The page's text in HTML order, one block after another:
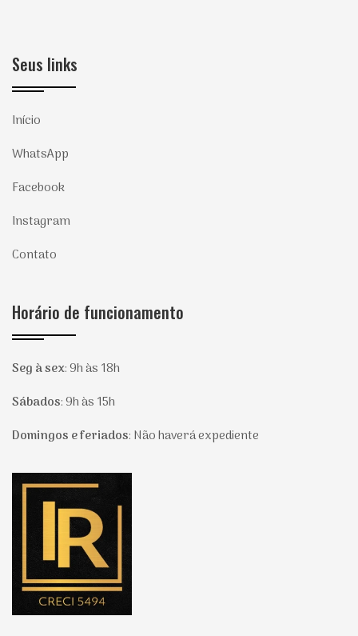
Seus links
Início
WhatsApp
Facebook
Instagram
Contato
Horário de funcionamento
Seg à sex:9h às 18h
Sábados:9h às 15h
Domingos e feriados: Não haverá expediente
Página inicial